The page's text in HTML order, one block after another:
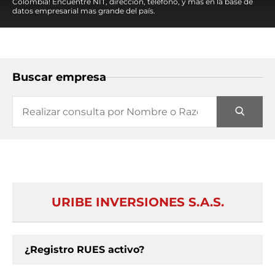
datos empresarial mas grande del país.
Buscar empresa
URIBE INVERSIONES S.A.S.
¿Registro RUES activo?